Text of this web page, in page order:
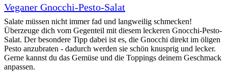
Veganer Gnocchi-Pesto-Salat
Salate müssen nicht immer fad und langweilig schmecken!
Überzeuge dich vom Gegenteil mit diesem leckeren Gnocchi-Pesto-
Salat. Der besondere Tipp dabei ist es, die Gnocchi direkt im öligen
Pesto anzubraten - dadurch werden sie schön knusprig und lecker.
Gerne kannst du das Gemüse und die Toppings deinem Geschmack
anpassen.